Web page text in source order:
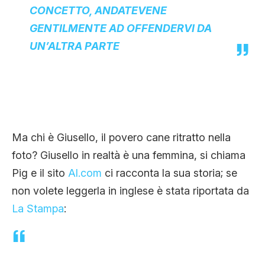
CONCETTO, ANDATEVENE
GENTILMENTE AD OFFENDERVI DA
UN’ALTRA PARTE
Ma chi è Giusello, il povero cane ritratto nella
foto? Giusello in realtà è una femmina, si chiama
Pig e il sito Al.com ci racconta la sua storia; se
non volete leggerla in inglese è stata riportata da
La Stampa: